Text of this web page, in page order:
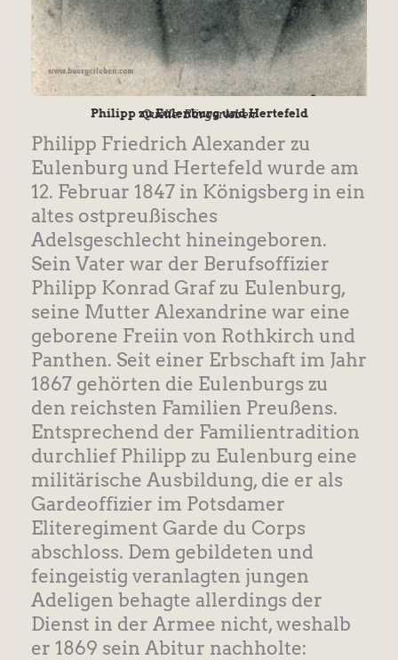
Philipp zu Eulenburg und Hertefeld
Quelle: Bürgerleben
Philipp Friedrich Alexander zu
Eulenburg und Hertefeld wurde am
12. Februar 1847 in Königsberg in ein
altes ostpreußisches
Adelsgeschlecht hineingeboren.
Sein Vater war der Berufsoffizier
Philipp Konrad Graf zu Eulenburg,
seine Mutter Alexandrine war eine
geborene Freiin von Rothkirch und
Panthen. Seit einer Erbschaft im Jahr
1867 gehörten die Eulenburgs zu
den reichsten Familien Preußens.
Entsprechend der Familientradition
durchlief Philipp zu Eulenburg eine
militärische Ausbildung, die er als
Gardeoffizier im Potsdamer
Eliteregiment Garde du Corps
abschloss. Dem gebildeten und
feingeistig veranlagten jungen
Adeligen behagte allerdings der
Dienst in der Armee nicht, weshalb
er 1869 sein Abitur nachholte: